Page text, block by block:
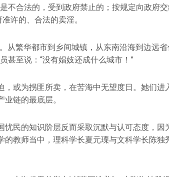
不合法的，受到政府禁止的；按规定向政府
许的、合法的卖淫。
从繁华都市到乡间城镇，从东南沿海到边远
甚至说：“没有娼妓还成什么城市！”
或为拐匪所卖，在苦海中无望度日。她们进
链的最底层。
忧民的知识阶层反而采取沉默与认可态度，因
教师当中，理科学长夏元瑮与文科学长陈独